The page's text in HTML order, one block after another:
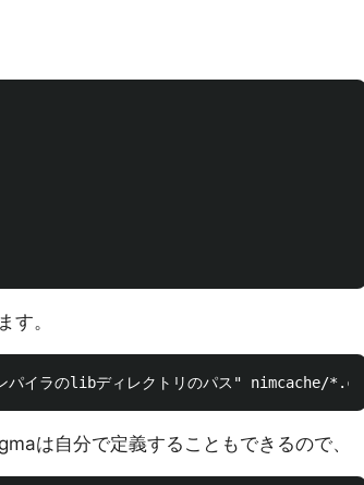
す。
は自分で定義することもできるので、